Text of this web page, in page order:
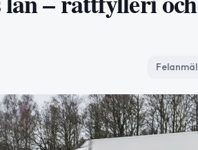
Felanmäl